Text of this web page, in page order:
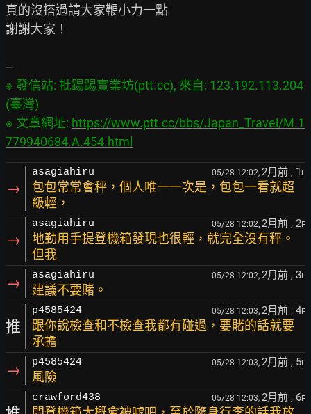
真的沒搭過請大家鞭小力一點
謝謝大家！
※ 發信站: 批踢踢實業坊(ptt.cc), 來自: 123.192.113.204
(臺灣)
※ 文章網址: https://www.ptt.cc/bbs/Japan_Travel/M.1
779940684.A.454.html
→
asagiahiru 05/28 12:02, 2月前 , 1 F
包包常常會秤，個人唯一一次是，包包一看就超
級輕，
→
asagiahiru 05/28 12:02, 2月前 , 2F
地勤用手提登機箱發現也很輕，就完全沒有秤。
但我
→ asagiahiru 05/28 12:02, 2月前 , 3F
建議不要賭。
推
p4585424 05/28 12:03, 2月前 , 4F
跟你說檢查和不檢查我都有碰過，要賭的話就要
承擔
→ p4585424 05/28 12:03, 2月前 , 5F
風險
crawford438 05/28 12:03, 2月前 , 6F